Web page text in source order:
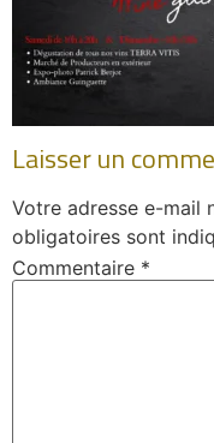
Laisser un
Votre adresse e-mail
obligatoires sont
Commentaire *